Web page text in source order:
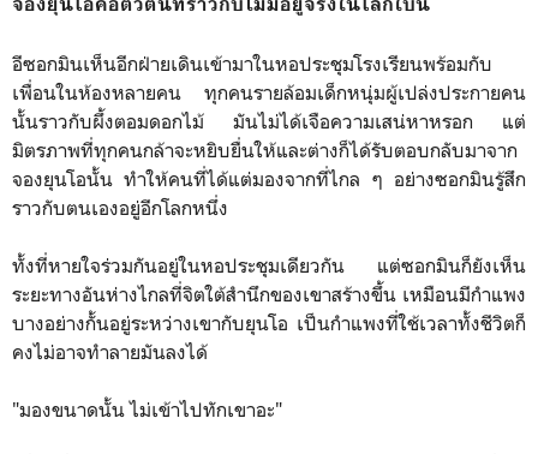
อีซอกมินเห็นอีกฝ่ายเดินเข้ามาในหอประชุมโรงเรียนพร้อมกับ
เพื่อนในห้องหลายคน ทุกคนรายล้อมเด็กหนุ่มผู้เปล่งประกายคน
นั้นราวกับผึ้งตอมดอกไม้ มันไม่ได้เจือความเสน่หาหรอก แต่
มิตรภาพที่ทุกคนกล้าจะหยิบยื่นให้และต่างก็ได้รับตอบกลับมาจาก
จองยุนโอนั้น ทำให้คนที่ได้แต่มองจากที่ไกล ๆ อย่างซอกมินรู้สึก
ราวกับตนเองอยู่อีกโลกหนึ่ง
ทั้งที่หายใจร่วมกันอยู่ในหอประชุมเดียวกัน แต่ซอกมินก็ยังเห็น
ระยะทางอันห่างไกลที่จิตใต้สำนึกของเขาสร้างขึ้น เหมือนมีกำแพง
บางอย่างกั้นอยู่ระหว่างเขากับยุนโอ เป็นกำแพงที่ใช้เวลาทั้งชีวิตก็
คงไม่อาจทำลายมันลงได้
"มองขนาดนั้น ไม่เข้าไปทักเขาอะ"